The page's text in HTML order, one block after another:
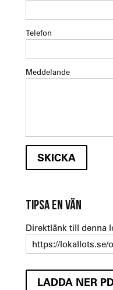
Telefon
Meddelande
TIPSA EN VÄN
Direktlänk till denna
https://lokallots.se/
LADDA NER